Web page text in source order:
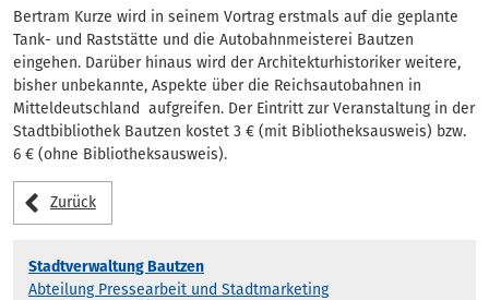
Bertram Kurze wird in seinem Vortrag erstmals auf die geplante
Tank- und Raststätte und die Autobahnmeisterei Bautzen
eingehen. Darüber hinaus wird der Architekturhistoriker weitere,
bisher unbekannte, Aspekte über die Reichsautobahnen in
Mitteldeutschland aufgreifen. Der Eintritt zur Veranstaltung in der
Stadtbibliothek Bautzen kostet 3 € (mit Bibliotheksausweis) bzw.
6 € (ohne Bibliotheksausweis).
Zurück
Stadtverwaltung Bautzen
Abteilung Pressearbeit und Stadtmarketing